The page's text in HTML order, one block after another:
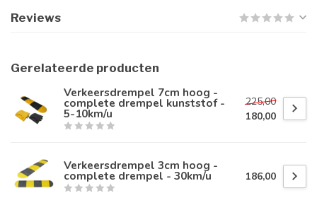
Reviews
Gerelateerde producten
Verkeersdrempel 7cm hoog -
complete drempel kunststof -
5-10km/u
225,00
180,00
Verkeersdrempel 3cm hoog -
complete drempel - 30km/u 186,00